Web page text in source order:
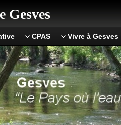
Gesves
CPAS Vivre à Gesves